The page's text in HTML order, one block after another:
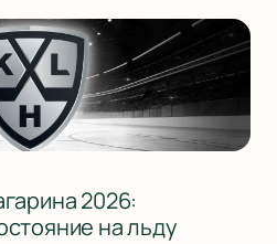
2026:
на льду